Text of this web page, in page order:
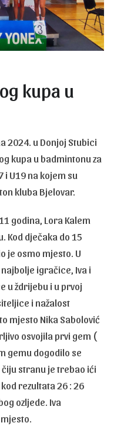
kupa u
2024. u Donjoj Stubici
kupa u badmintonu za
i U19 na kojem su
kluba Bjelovar.
godina, Lora Kalem
Kod dječaka do 15
je osmo mjesto. U
igračice, Iva i
u ždrijebu i u prvoj
i nažalost
mjesto Nika Sabolović
osvojila prvi gem (
gemu dogodilo se
stranu je trebao ići
rezultata 26 : 26
ozljede. Iva